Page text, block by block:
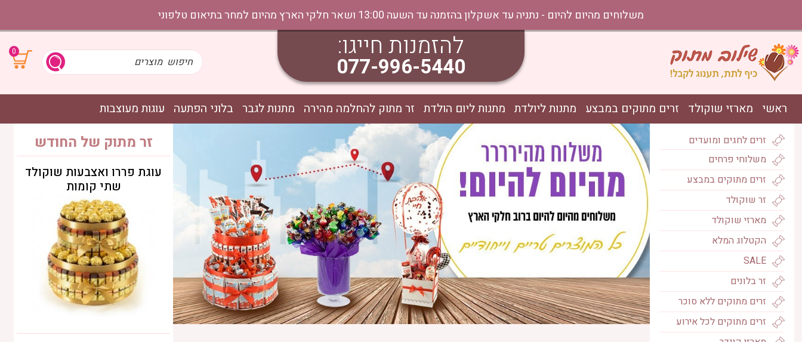
משלוחים מהיום להיום - נתניה עד אשקלון בהזמנה עד השעה 13:00 ושאר חלקי הארץ מהיום למחר בתיאום טלפוני
להזמנות חייגו:
077-996-5440
0
ראשי מארזי שוקולד זרים מתוקים במבצע מתנות ליולדת מתנות ליום הולדת זר מתוק להחלמה מהירה מתנות לגבר בלוני הפתעה עוגות מעוצבות
זרים לחגים ומועדים
משלוחי פרחים
זרים מתוקים במבצע
זר שוקולד
מארזי שוקולד
הקטלוג המלא
SALE
זר בלונים
זרים מתוקים ללא סוכר
זרים מתוקים לכל אירוע
זר מתוק של החודש
מארז כדור פורח החלמה
מהירה
עוגת קינדר בענק
₪449
עוגת פררו ואצבעות שוקולד
שתי קומות
מארז כדור פורח החלמה
מהירה